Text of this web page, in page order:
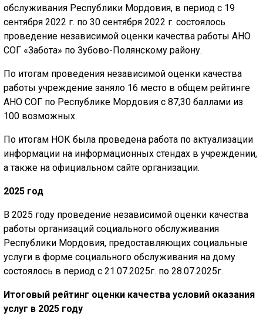
Настройки по умолчанию
обслуживания Республики Мордовия, в период с 19
сентября 2022 г. по 30 сентября 2022 г. состоялось
проведение независимой оценки качества работы АНО
СОГ «Забота» по Зубово-Полянскому району.
По итогам проведения независимой оценки качества
работы учреждение заняло 16 место в общем рейтинге
АНО СОГ по Республике Мордовия с 87,30 баллами из
100 возможных.
По итогам НОК была проведена работа по актуализации
информации на информационных стендах в учреждении,
а также на официальном сайте организации.
2025 год
В 2025 году проведение независимой оценки качества
работы организаций социального обслуживания
Республики Мордовия, предоставляющих социальные
услуги в форме социального обслуживания на дому
состоялось в период с 21.07.2025г. по 28.07.2025г.
Итоговый рейтинг оценки качества условий оказания
услуг в 2025 году